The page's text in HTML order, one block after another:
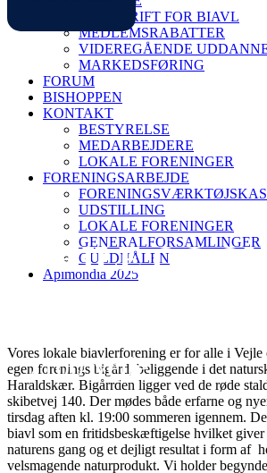
TIDSSKRIFT FOR BIAVL
MEDLEMSRABATTER
VIDEREGÅENDE
MARKEDSFØRING
FORUM
BISHOPPEN
KONTAKT
BESTYRELSE
MEDARBEJDERE
LOKALE FORENINGER
FORENINGSARBEJDE
UDSTILLING
LOKALE FORENINGER
GENERALFORSAMLINGER
GULDNÅLEN
Apimondia 2025
VEJLE OG
7100 Vejle
Vores lokale biavlerforening er for alle i
egen forenings bigård, beliggende i det
Haraldskær. Bigårrden ligger ved de røde
skibetvej 140. Der mødes både erfarne og
tirsdag aften kl. 19:00 sommeren igennem.
biavl som en fritidsbeskæftigelse hvilket
naturens gang og et dejligt resultat i form af
velsmagende naturprodukt. Vi holder